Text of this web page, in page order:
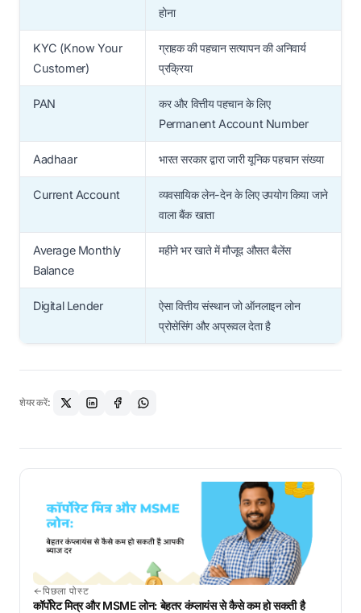
होना
KYC (Know Your
Customer)
ग्राहक की पहचान सत्यापन की अनिवार्य
प्रक्रिया
PAN
कर और वित्तीय पहचान के लिए
Permanent Account Number
Aadhaar भारत सरकार द्वारा जारी यूनिक पहचान संख्या
Current Account
व्यवसायिक लेन-देन के लिए उपयोग किया जाने
वाला बैंक खाता
Average Monthly
Balance
महीने भर खाते में मौजूद औसत बैलेंस
Digital Lender
ऐसा वित्तीय संस्थान जो ऑनलाइन लोन
प्रोसेसिंग और अप्रूवल देता है
शेयर करें:
पिछला पोस्ट
कॉर्पोरेट मित्र और MSME लोन: बेहतर कंप्लायंस से कैसे कम हो सकती है